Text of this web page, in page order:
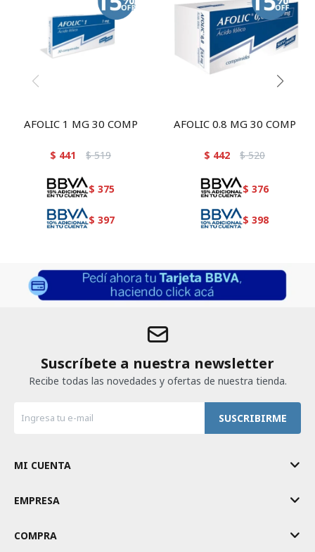
AFOLIC 1 MG 30 COMP
$ 441 $ 519
$ 375
$ 397
AFOLIC 0.8 MG 30 COMP
$ 442 $ 520
$ 376
$ 398
Suscríbete a nuestra newsletter
Recibe todas las novedades y ofertas de nuestra tienda.
SUSCRIBIRME
MI CUENTA
EMPRESA
COMPRA